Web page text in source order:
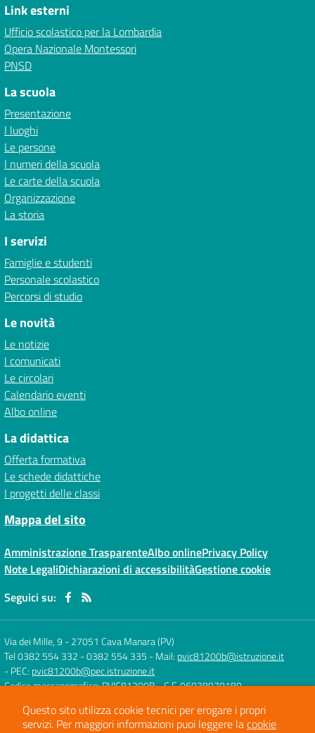
Link esterni
Ufficio scolastico per la Lombardia
Opera Nazionale Montessori
PNSD
La scuola
Presentazione
I luoghi
Le persone
I numeri della scuola
Le carte della scuola
Organizzazione
La storia
I servizi
Famiglie e studenti
Personale scolastico
Percorsi di studio
Le novità
Le notizie
I comunicati
Le circolari
Calendario eventi
Albo online
La didattica
Offerta formativa
Le schede didattiche
I progetti delle classi
Mappa del sito
Amministrazione TrasparenteAlbo onlinePrivacy Policy
Note LegaliDichiarazioni di accessibilitàGestione cookie
Seguici su:
Via dei Mille, 9 -27051 Cava Manara (PV)
Tel 0382 554 332 - 0382 554 335 - Mail: pvic81200b@istruzione.it
- PEC: pvic81200b@pec.istruzione.it
Codice meccanografico: PVIC81200B- C.F. 96038970180
Concept & Design by Designers Italia
Questo sito utilizza cookie tecnici per erogare i propri
servizi. Per maggiori informazioni puoi leggere lacookie